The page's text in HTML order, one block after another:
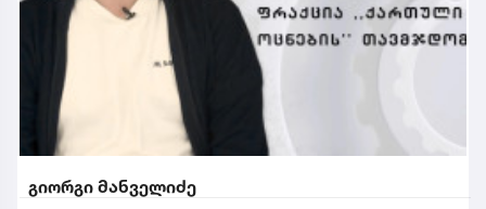
გიორგი მანველიძე